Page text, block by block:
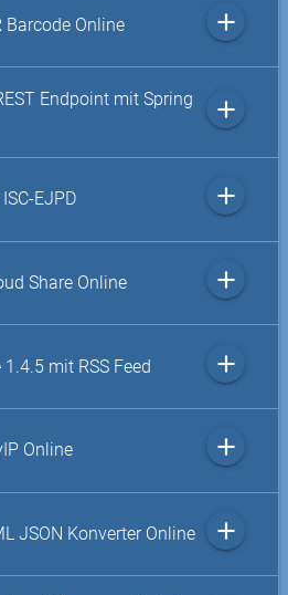
Barcode Online add
Endpoint mit Spring
add
EJPD add
Share Online add
mit RSS Feed add
Online add
JSON Konverter Online add